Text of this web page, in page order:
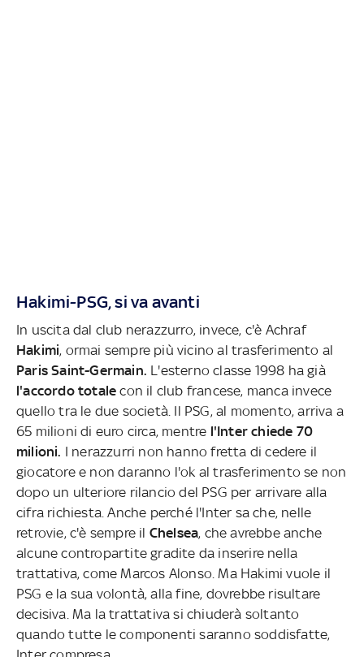
Hakimi-PSG, si va avanti
In uscita dal club nerazzurro, invece, c'è Achraf
Hakimi, ormai sempre più vicino al trasferimento al
Paris Saint-Germain. L'esterno classe 1998 ha già
l'accordo totalecon il club francese, manca invece
quello tra le due società. Il PSG, al momento, arriva a
65 milioni di euro circa, mentre l'Inter chiede 70
milioni. I nerazzurri non hanno fretta di cedere il
giocatore e non daranno l'ok al trasferimento se non
dopo un ulteriore rilancio del PSG per arrivare alla
cifra richiesta. Anche perché l'Inter sa che, nelle
retrovie, c'è sempre il Chelsea, che avrebbe anche
alcune contropartite gradite da inserire nella
trattativa, come Marcos Alonso. Ma Hakimi vuole il
PSG e la sua volontà, alla fine, dovrebbe risultare
decisiva. Ma la trattativa si chiuderà soltanto
quando tutte le componenti saranno soddisfatte,